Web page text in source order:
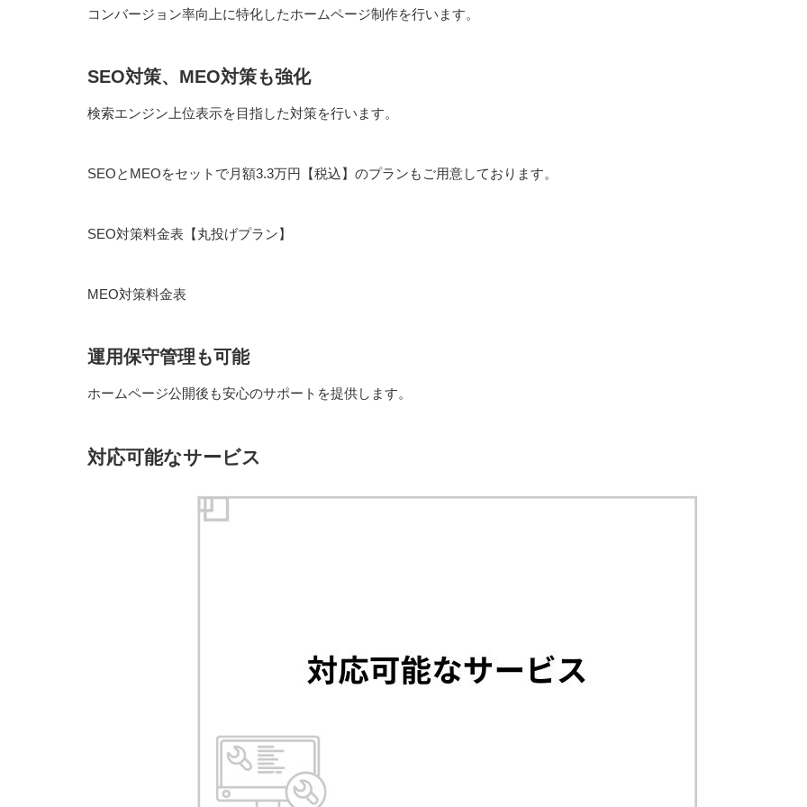
コンバージョン率向上に特化したホームページ制作を行います。
SEO対策、MEO対策も強化
検索エンジン上位表示を目指した対策を行います。
SEOとMEOをセットで月額3.3万円【税込】のプランもご用意しております。
SEO対策料金表【丸投げプラン】
MEO対策料金表
運用保守管理も可能
ホームページ公開後も安心のサポートを提供します。
対応可能なサービス